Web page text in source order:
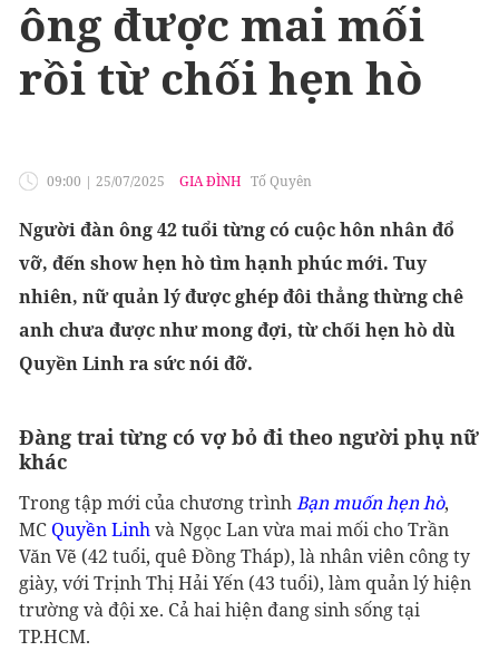
ông được mai mối
rồi từ chối hẹn hò
09:00 | 25/07/2025 GIA ĐÌNH Tố Quyên
Người đàn ông 42 tuổi từng có cuộc hôn nhân đổ
vỡ, đến show hẹn hò tìm hạnh phúc mới. Tuy
nhiên, nữ quản lý được ghép đôi thẳng thừng chê
anh chưa được như mong đợi, từ chối hẹn hò dù
Quyền Linh ra sức nói đỡ.
Đàng trai từng có vợ bỏ đi theo người phụ nữ
khác
Trong tập mới của chương trìnhBạn muốn hẹn hò,
MC Quyền Linhvà Ngọc Lan vừa mai mối cho Trần
Văn Vẽ (42 tuổi, quê Đồng Tháp), là nhân viên công ty
giày, với Trịnh Thị Hải Yến (43 tuổi), làm quản lý hiện
trường và đội xe. Cả hai hiện đang sinh sống tại
TP.HCM.